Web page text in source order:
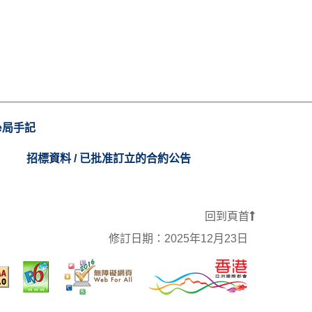
手記
招標資料 / 已批准訂立的合約公告
回到頁首
修訂日期： 2025年12月23日